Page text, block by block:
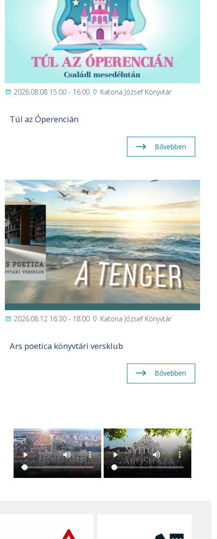
2026.08.08 15:00 - 16:00 Katona József Könyvtár
Túl az Óperencián
Bővebben
2026.08.12 16:30 - 18:00 Katona József Könyvtár
Ars poetica könyvtári versklub
Bővebben